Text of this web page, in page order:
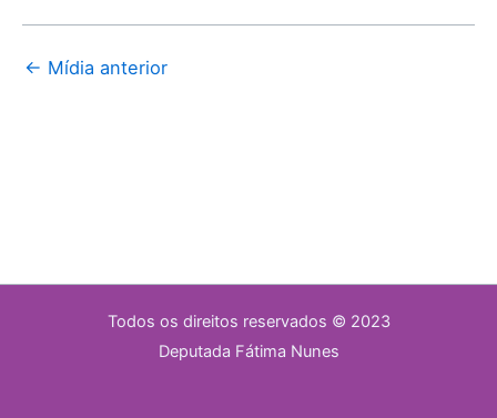
← Mídia anterior
Todos os direitos reservados © 2023
Deputada Fátima Nunes​